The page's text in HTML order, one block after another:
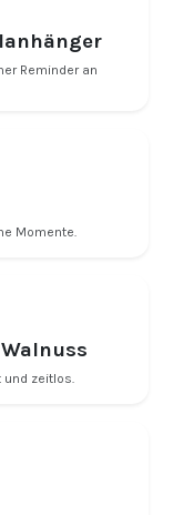
Reminder an
Momente.
zeitlos.